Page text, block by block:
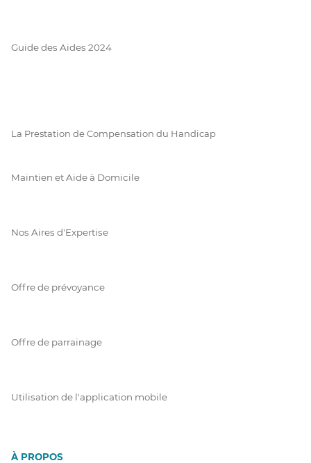
Guide des Aides 2024
La Prestation de Compensation du Handicap
Maintien et Aide à Domicile
Nos Aires d'Expertise
Offre de prévoyance
Offre de parrainage
Utilisation de l'application mobile
À PROPOS